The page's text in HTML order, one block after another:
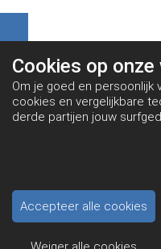
Cookies op onze
Om je goed en persoonlijk
cookies en vergelijkbare
derde partijen jouw
Accepteer alle cookies